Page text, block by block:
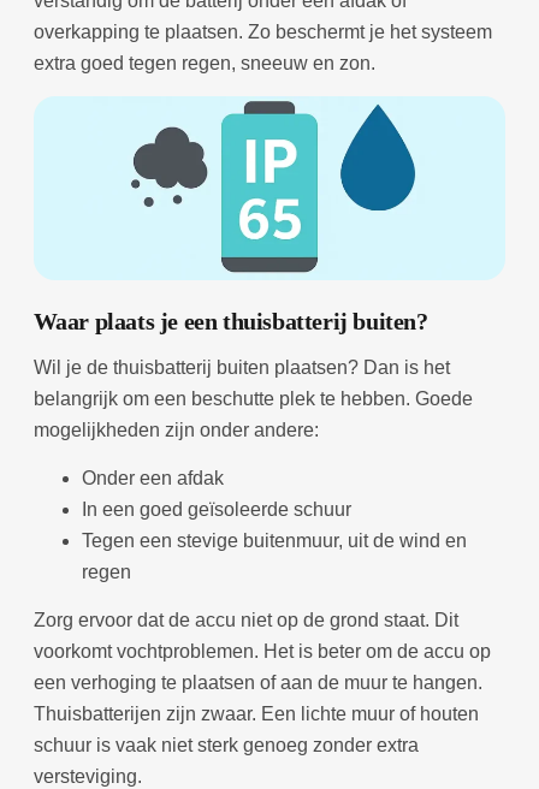
overkapping te plaatsen. Zo beschermt je het systeem
extra goed tegen regen, sneeuw en zon.
Waar plaats je een thuisbatterij buiten?
Wil je de thuisbatterij buiten plaatsen? Dan is het
belangrijk om een beschutte plek te hebben. Goede
mogelijkheden zijn onder andere:
Onder een afdak
In een goed geïsoleerde schuur
Tegen een stevige buitenmuur, uit de wind en
regen
Zorg ervoor dat de accu niet op de grond staat. Dit
voorkomt vochtproblemen. Het is beter om de accu op
een verhoging te plaatsen of aan de muur te hangen.
Thuisbatterijen zijn zwaar. Een lichte muur of houten
schuur is vaak niet sterk genoeg zonder extra
versteviging.